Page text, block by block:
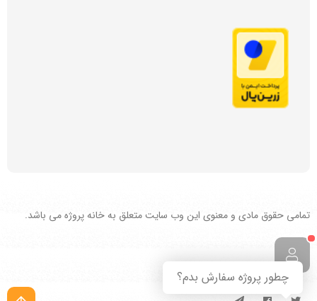
تمامی حقوق مادی و معنوی این وب سایت متعلق به خانه پروژه می باشد.
چطور پروژه سفارش بدم؟